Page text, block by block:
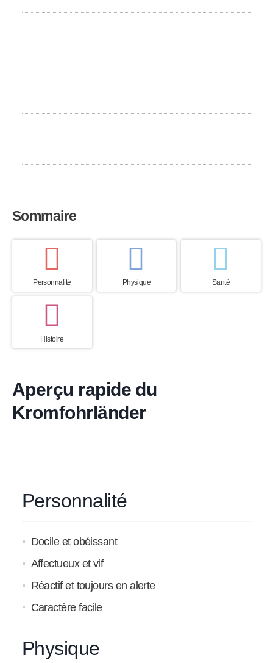
Sommaire
Personnalité Physique Santé
Histoire
Aperçu rapide du
Kromfohrländer
Personnalité
Docile et obéissant
Affectueux et vif
Réactif et toujours en alerte
Caractère facile
Physique